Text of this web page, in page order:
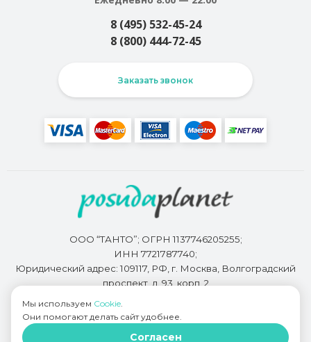
8 (495) 532-45-24
8 (800) 444-72-45
Заказать звонок
ООО “ТАНТО”; ОГРН 1137746205255;
ИНН 7721787740;
Юридический адрес: 109117, РФ, г. Москва, Волгоградский
проспект, д. 93, корп. 2
Разработкой сайта занимается
Мы используем Cookie.
Они помогают делать сайт удобнее.
Согласен